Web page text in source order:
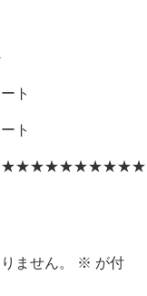
ト
ト
ません。 ※ が付